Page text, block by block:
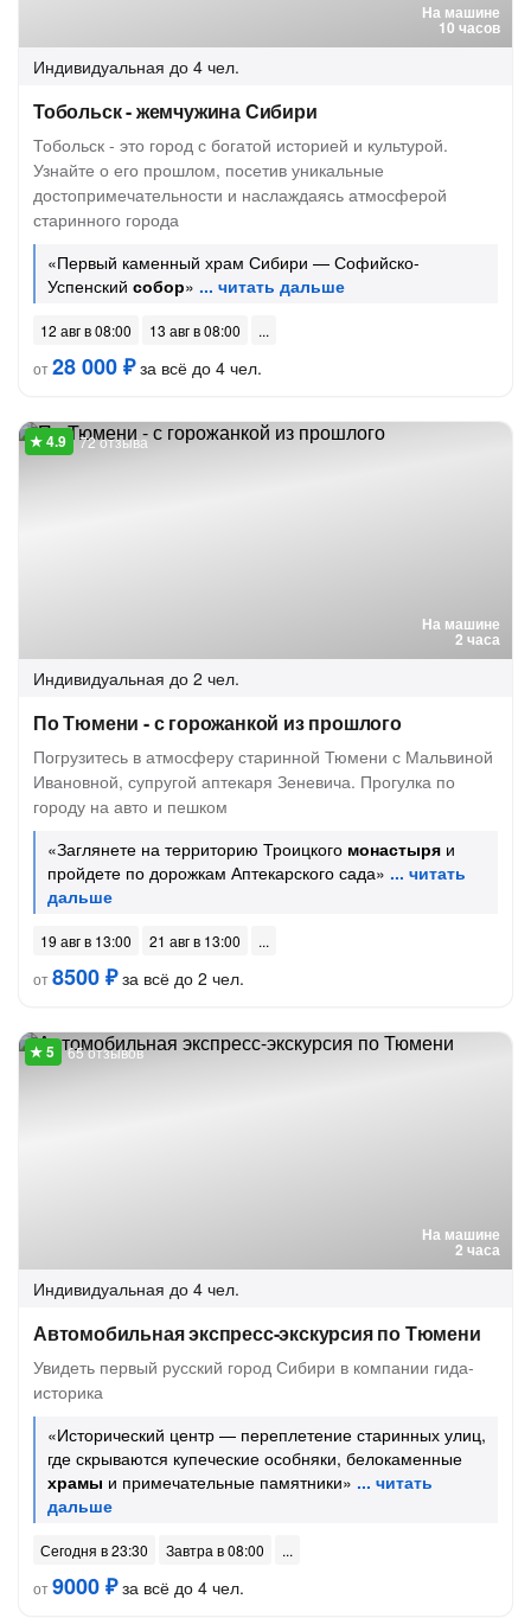
На машине
10 часов
Индивидуальная до 4 чел.
Тобольск - жемчужина Сибири
Тобольск - это город с богатой историей и культурой.
Узнайте о его прошлом, посетив уникальные
достопримечательности и наслаждаясь атмосферой
старинного города
«Первый каменный храм Сибири — Софийско-
Успенский собор»
12 авг в 08:00
13 авг в 08:00
от28 000 ₽за всё до 4 чел.
На машине
2 часа
72 отзыва
Индивидуальная до 2 чел.
По Тюмени - с горожанкой из прошлого
Погрузитесь в атмосферу старинной Тюмени с Мальвиной
Ивановной, супругой аптекаря Зеневича. Прогулка по
городу на авто и пешком
«Заглянете на территорию Троицкого монастыря и
пройдете по дорожкам Аптекарского сада»
19 авг в 13:00
21 авг в 13:00
от8500 ₽за всё до 2 чел.
На машине
2 часа
65 отзывов
Индивидуальная до 4 чел.
Автомобильная экспресс-экскурсия по Тюмени
Увидеть первый русский город Сибири в компании гида-
историка
«Исторический центр — переплетение старинных улиц,
где скрываются купеческие особняки, белокаменные
храмы и примечательные памятники»
Сегодня в 23:30
Завтра в 08:00
от9000 ₽за всё до 4 чел.